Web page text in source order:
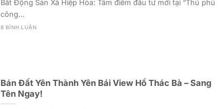
Bất Động Sản Xã Hiệp Hòa: Tâm điểm đầu tư mới tại “Thủ phủ
công...
8 BÌNH LUẬN
Bán Đất Yên Thành Yên Bái View Hồ Thác Bà – Sang
Tên Ngay!